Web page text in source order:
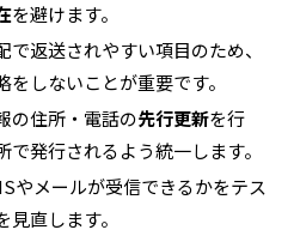
を避けます。
で返送されやすい項目のため、
をしないことが重要です。
の住所・電話の先行更新を行
発行されるよう統一します。
やメールが受信できるかをテス
見直します。